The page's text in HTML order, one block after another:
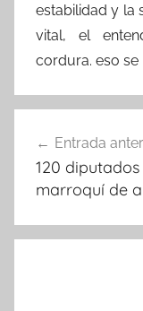
estabilidad y la
vital, el
cordura. eso se
de
entradas
Entrada
120
marroquí de